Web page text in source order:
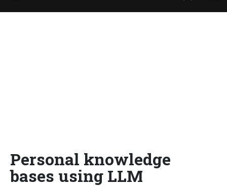
Personal knowledge
bases using LLM